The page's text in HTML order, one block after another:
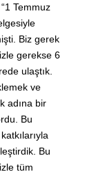
Temmuz
Biz gerek
gerekse 6
ulaştık.
ve
adına bir
Bu
Bu
tüm